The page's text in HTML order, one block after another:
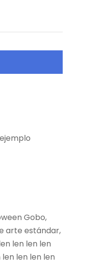
Gobo,
arte estándar,
len len len
len len len